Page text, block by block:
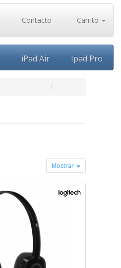
Contacto Carrito
iPad Air Ipad Pro
Mostrar